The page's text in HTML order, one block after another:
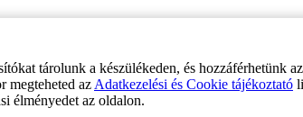
tárolunk a készülékeden, és hozzáférhetünk
megteheted az Adatkezelési és Cookie tájékoztató
élményedet az oldalon.